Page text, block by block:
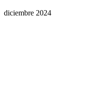
diciembre 2024